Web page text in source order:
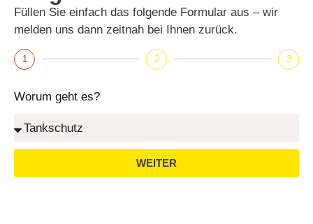
Füllen Sie einfach das folgende Formular aus – wir
melden uns dann zeitnah bei Ihnen zurück.
1 2 3
Worum geht es?
WEITER